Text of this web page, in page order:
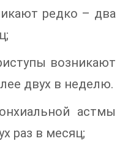
редко – два
возникают
двух в неделю.
астмы
раз в месяц;